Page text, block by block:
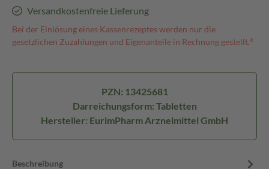
Versandkostenfreie Lieferung
Bei der Einlösung eines Kassenrezeptes werden nur die
gesetzlichen Zuzahlungen und Eigenanteile in Rechnung gestellt.⁴
PZN: 13425681
Darreichungsform: Tabletten
Hersteller: EurimPharm Arzneimittel GmbH
Beschreibung